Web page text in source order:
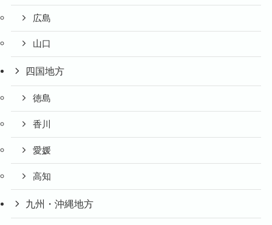
広島
山口
四国地方
徳島
香川
愛媛
高知
九州・沖縄地方